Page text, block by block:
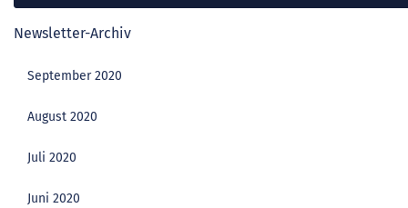
Newsletter-Archiv
September 2020
August 2020
Juli 2020
Juni 2020